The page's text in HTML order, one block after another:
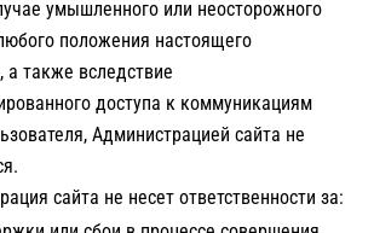
умышленного или неосторожного
положения настоящего
а также вследствие
доступа к коммуникациям
Администрацией сайта не
сайта не несет ответственности за: